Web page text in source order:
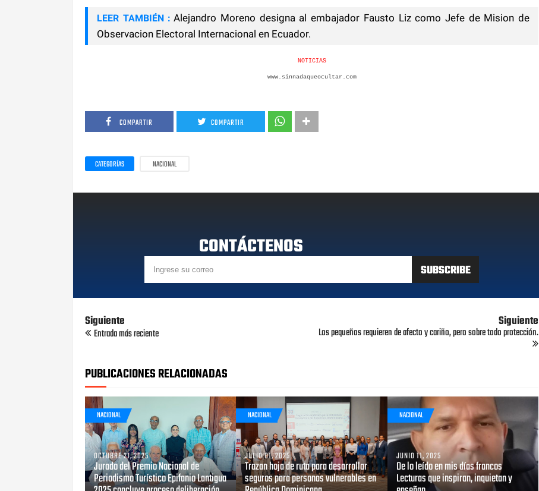
LEER TAMBIÉN : Alejandro Moreno designa al embajador Fausto Liz como Jefe de Mision de
Observacion Electoral Internacional en Ecuador.
NOTICIAS
www.sinnadaqueocultar.com
COMPARTIR COMPARTIR
CATEGORÍAS NACIONAL
CONTÁCTENOS
Siguiente
Entrada más reciente
Siguiente
Los pequeños requieren de afecto y cariño, pero sobre todo protección.
PUBLICACIONES RELACIONADAS
NACIONAL
OCTUBRE 21, 2025
Jurado del Premio Nacional de
Periodismo Turístico Epifanio Lantigua
NACIONAL
JULIO 01, 2025
Trazan hoja de ruta para desarrollar
seguros para personas vulnerables en
NACIONAL
JUNIO 11, 2025
De lo leído en mis días francos
Lecturas que inspiran, inquietan y